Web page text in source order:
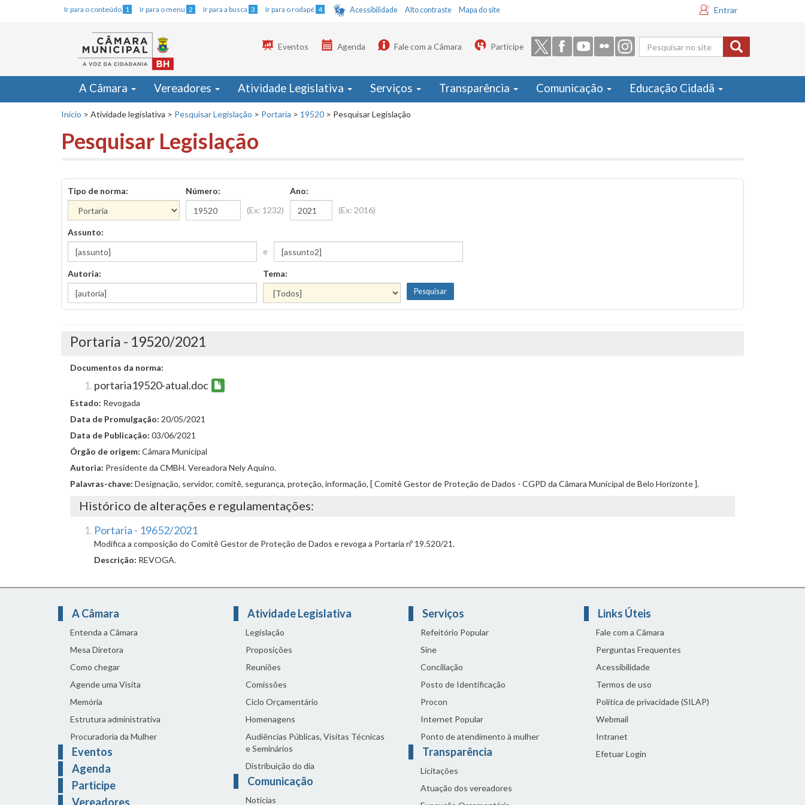
Ir para o conteúdo 1 Ir para o menu 2 Ir para a busca 3 Ir para o rodapé 4 Acessibilidade Alto contraste Mapa do site Entrar
Formulário
de busca
Eventos Agenda Fale com a Câmara Participe
A Câmara Vereadores Atividade Legislativa Serviços Transparência Comunicação Educação Cidadã
Início > Atividade legislativa > Pesquisar Legislação > Portaria > 19520 > Pesquisar Legislação
Pesquisar Legislação
Tipo de norma:
Número:
(Ex: 1232)
Ano:
(Ex: 2016)
Assunto:
e
Autoria: Tema:
Portaria - 19520/2021
Documentos da norma:
portaria19520-atual.doc
Estado: Revogada
Data de Promulgação: 20/05/2021
Data de Publicação: 03/06/2021
Órgão de origem: Câmara Municipal
Autoria: Presidente da CMBH. Vereadora Nely Aquino.
Palavras-chave: Designação, servidor, comitê, segurança, proteção, informação, [ Comitê Gestor de Proteção de Dados - CGPD da Câmara Municipal de Belo Horizonte ].
Histórico de alterações e regulamentações:
Portaria - 19652/2021
Modifica a composição do Comitê Gestor de Proteção de Dados e revoga a Portaria nº 19.520/21.
Descrição: REVOGA.
A Câmara
Entenda a Câmara
Mesa Diretora
Como chegar
Agende uma Visita
Memória
Estrutura administrativa
Procuradoria da Mulher
Eventos
Agenda
Participe
Vereadores
Atividade Legislativa
Legislação
Proposições
Reuniões
Comissões
Ciclo Orçamentário
Homenagens
Audiências Públicas, Visitas Técnicas
e Seminários
Distribuição do dia
Comunicação
Notícias
Serviços
Refeitório Popular
Sine
Conciliação
Posto de Identificação
Procon
Internet Popular
Ponto de atendimento à mulher
Transparência
Licitações
Atuação dos vereadores
Links Úteis
Fale com a Câmara
Perguntas Frequentes
Acessibilidade
Termos de uso
Política de privacidade (SILAP)
Webmail
Intranet
Efetuar Login